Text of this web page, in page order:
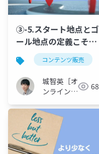
③-5.スタート地点とゴ
ール地点の定義こそが
すべて@受講生が満足
しファン化するオンラ
イン講座カリキュラム
の作り方！アウトライ
ンを作り込む台本制作
で「話せない…」を無
くす
コンテンツ販売
城智英［オ
ンライン講
ター］